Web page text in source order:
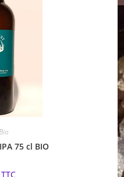
75 cl BIO
TTC